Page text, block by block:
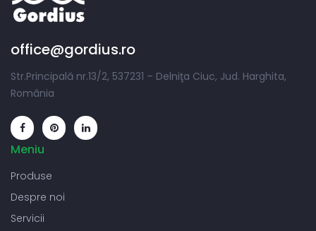
office@gordius.ro
Str.Principală nr.13/2, 537231 – Delniţa Ciuc, Jud. Harghita,
România
Meniu
Produse
Despre noi
Servicii